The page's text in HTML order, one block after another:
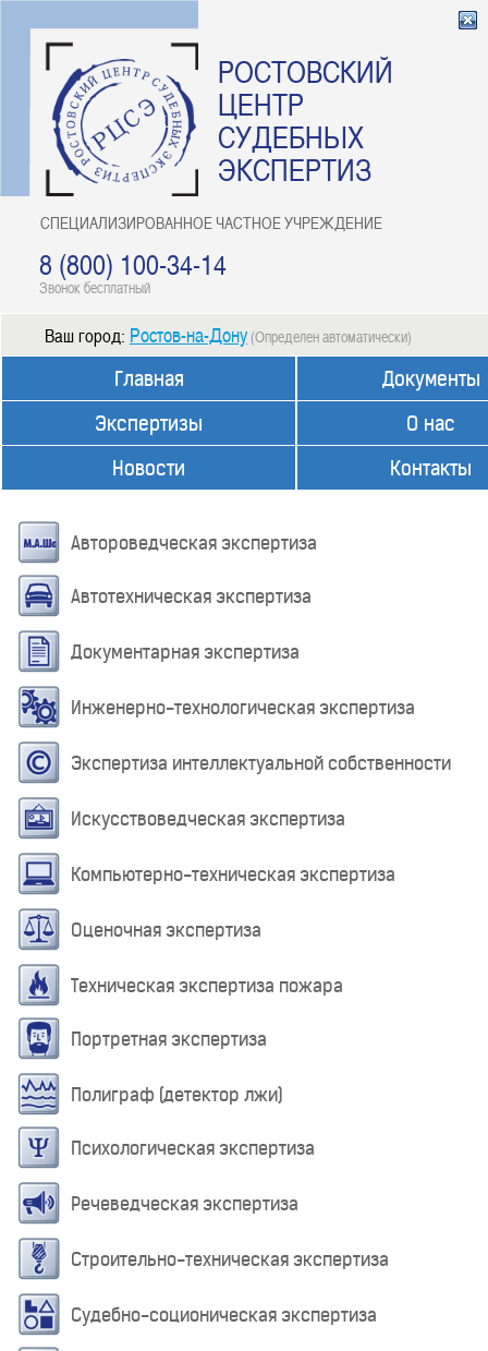
РОСТОВСКИЙ
ЦЕНТР
СУДЕБНЫХ
ЭКСПЕРТИЗ
СПЕЦИАЛИЗИРОВАННОЕ ЧАСТНОЕ УЧРЕЖДЕНИЕ
8 (800) 100-34-14
Звонок бесплатный
Ваш город: Ростов-на-Дону (Определен автоматически)
Главная
Экспертизы
Новости
Документы
О нас
Контакты
Автороведческая экспертиза
Автотехническая экспертиза
Документарная экспертиза
Инженерно-технологическая экспертиза
Экспертиза интеллектуальной собственности
Искусствоведческая экспертиза
Компьютерно-техническая экспертиза
Оценочная экспертиза
Техническая экспертиза пожара
Портретная экспертиза
Полиграф (детектор лжи)
Психологическая экспертиза
Речеведческая экспертиза
Строительно-техническая экспертиза
Судебно-соционическая экспертиза